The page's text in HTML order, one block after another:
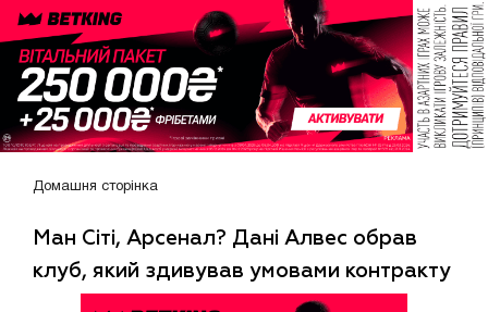
Домашня сторінка
Ман Сіті, Арсенал? Дані Алвес обрав
клуб, який здивував умовами контракту